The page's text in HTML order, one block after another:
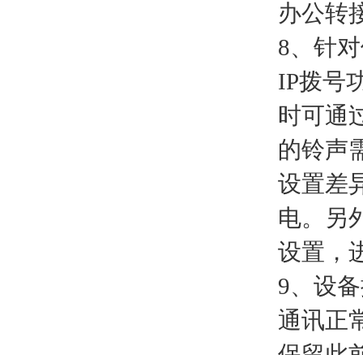
办公转
8、针
IP拨号
时可通
的铃声
设置差
电。另
设置，
9、设
通讯正